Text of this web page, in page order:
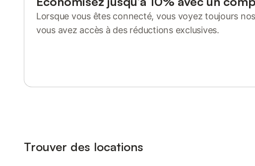
Lorsque vous êtes connecté, vous voyez toujours
vous avez accès à des réductions exclusives.
Trouver des locations